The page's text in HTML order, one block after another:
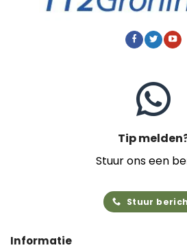
Informatie
Tip
Stuur ons een
Stuur